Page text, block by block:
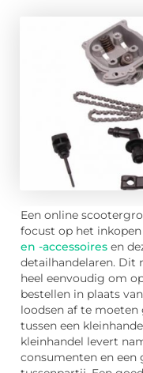
Een online
focust op het inkopen
en -accessoires en
detailhandelaren. Dit
heel eenvoudig om
bestellen in plaats
loodsen af te moeten
tussen een
kleinhandel levert
consumenten en